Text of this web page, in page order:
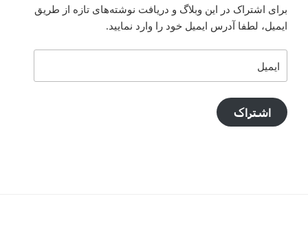
برای اشتراک در این وبلاگ و دریافت نوشته‌های تازه از طریق
ایمیل، لطفا آدرس ایمیل خود را وارد نمایید.
اشتراک